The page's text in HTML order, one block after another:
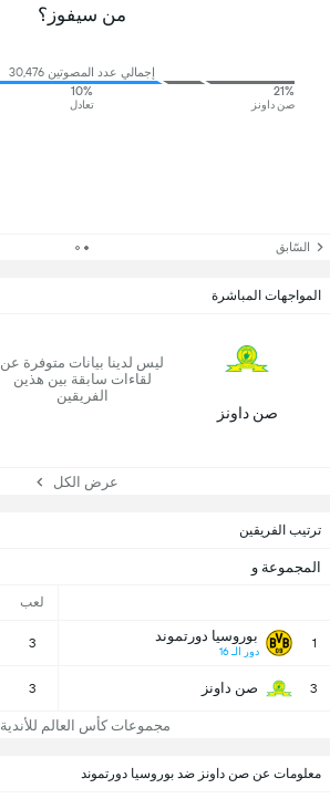
ترتيب الفريقين
المجموعة و
لعب
1 بوروسيا دورتموند
دور الـ 16
3
3 صن داونز 3
مجموعات كأس العالم للأندية
من سيفوز؟
إجمالي عدد المصوتين 30,476
21%
صن داونز
10%
تعادل
السّابق
المواجهات المباشرة
صن داونز
ليس لدينا بيانات متوفرة عن
لقاءات سابقة بين هذين
الفريقين
عرض الكل
معلومات عن صن داونز ضد بوروسيا دورتموند